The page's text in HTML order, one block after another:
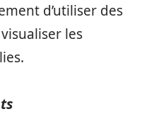
d’utiliser des
les